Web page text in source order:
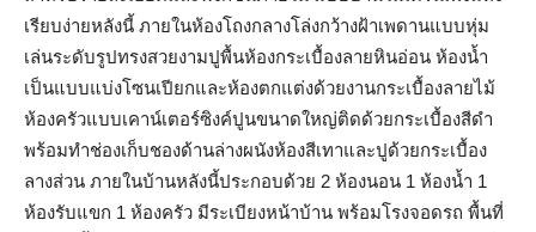
เรียบง่ายหลังนี้ ภายในห้องโถงกลางโล่งกว้างฝ้าเพดานแบบหุ่ม
เล่นระดับรูปทรงสวยงามปูพื้นห้องกระเบื้องลายหินอ่อน ห้องน้ำ
เป็นแบบแบ่งโซนเปียกและห้องตกแต่งด้วยงานกระเบื้องลายไม้
ห้องครัวแบบเคาน์เตอร์ซิงค์ปูนขนาดใหญ่ติดด้วยกระเบื้องสีดำ
พร้อมทำช่องเก็บชองด้านล่างผนังห้องสีเทาและปูด้วยกระเบื้อง
ลางส่วน ภายในบ้านหลังนี้ประกอบด้วย 2 ห้องนอน 1 ห้องน้ำ 1
ห้องรับแขก 1 ห้องครัว มีระเบียงหน้าบ้าน พร้อมโรงจอดรถ พื้นที่